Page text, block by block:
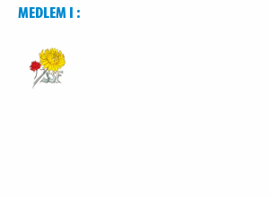
MEDLEM I :